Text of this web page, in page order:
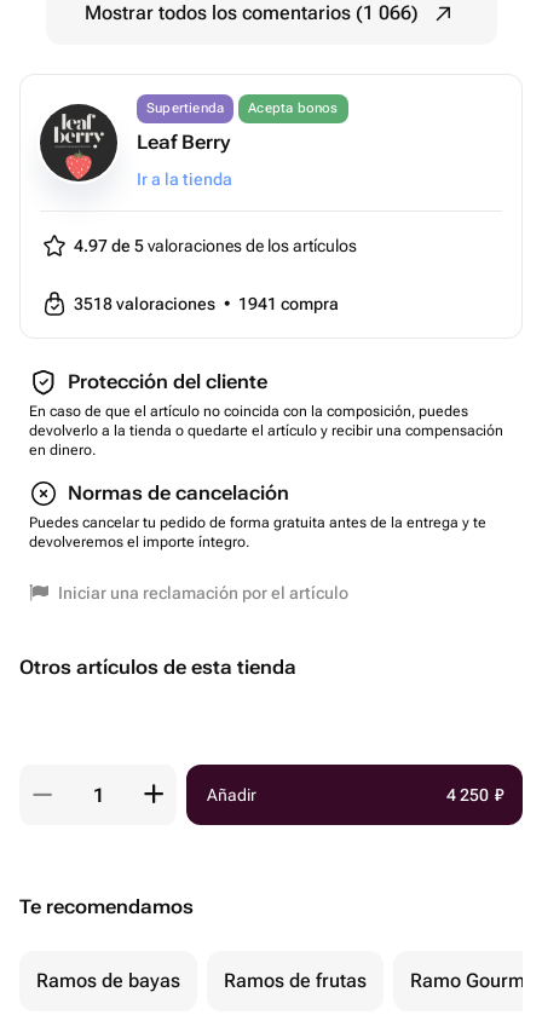
Mostrar todos los comentarios (1 066)
Supertienda Acepta bonos
Leaf Berry
Ir a la tienda
4.97 de 5valoraciones de los artículos
3518valoraciones • 1941 compra
Protección del cliente
En caso de que el artículo no coincida con la composición, puedes
devolverlo a la tienda o quedarte el artículo y recibir una compensación
en dinero.
Normas de cancelación
Puedes cancelar tu pedido de forma gratuita antes de la entrega y te
devolveremos el importe íntegro.
Iniciar una reclamación por el artículo
Otros artículos de esta tienda
Añadir 4 250 ₽
Te recomendamos
Ramos de bayas Ramos de frutas Ramo Gourmet